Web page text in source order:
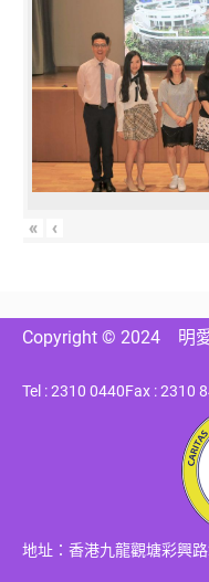
« ‹
Copyright © 2024 明
Tel : 2310 0440Fax : 2310
地址：香港九龍觀塘彩興